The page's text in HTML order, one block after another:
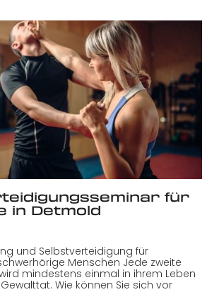
für
in Detmold
und Selbstverteidigung für
Menschen Jede zweite
mindestens einmal in ihrem Leben
Wie können Sie sich vor